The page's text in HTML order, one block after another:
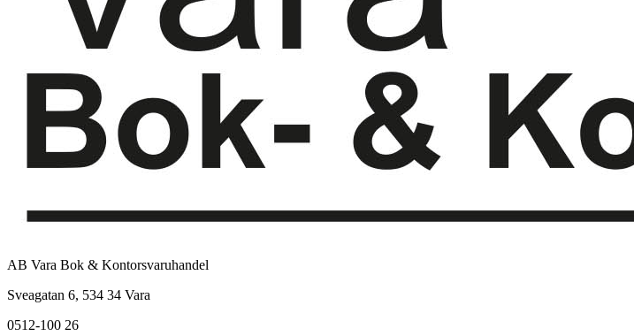
AB Vara Bok & Kontorsvaruhandel
Sveagatan 6, 534 34 Vara
0512-100 26